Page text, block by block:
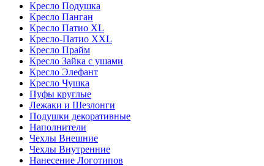
Кресло Подушка
Кресло Панган
Кресло Патио XL
Кресло-Патио XXL
Кресло Прайм
Кресло Зайка с ушами
Кресло Элефант
Кресло Чушка
Пуфы круглые
Лежаки и Шезлонги
Подушки декоративные
Наполнители
Чехлы Внешние
Чехлы Внутренние
Нанесение Логотипов